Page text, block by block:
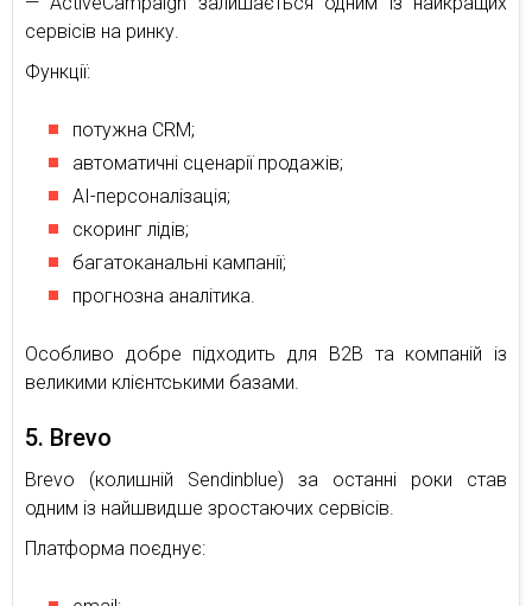
сервісів на ринку.
Функції:
потужна CRM;
автоматичні сценарії продажів;
AI-персоналізація;
скоринг лідів;
багатоканальні кампанії;
прогнозна аналітика.
Особливо добре підходить для B2B та компаній із
великими клієнтськими базами.
5. Brevo
Brevo (колишній Sendinblue) за останні роки став
одним із найшвидше зростаючих сервісів.
Платформа поєднує: